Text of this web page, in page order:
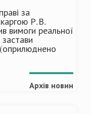
за
Р.В.
вимоги реальної
Архів новин